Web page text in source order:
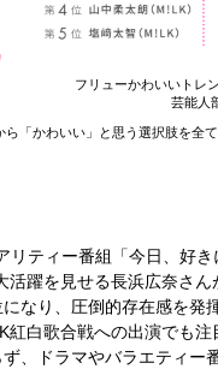
フリューかわいいトレ
芸能人
「かわいい」と思う選択肢を全
リティー番組「今日、好
躍を見せる長浜広奈さ
なり、圧倒的存在感を発揮
紅白歌合戦への出演でも
、ドラマやバラエティー